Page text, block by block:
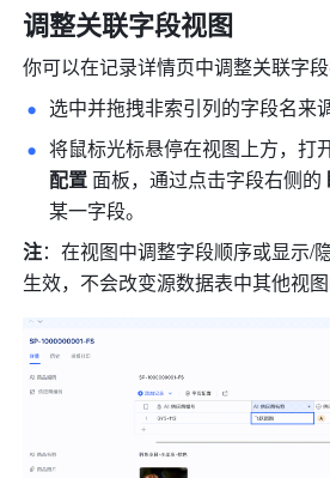
调整关联字段视图
你可以在记录详情页中调整关联字段
选中并拖拽非索引列的字段名来
将鼠标光标悬停在视图上方，打
配置 面板，通过点击字段右侧的
某一字段。
注：在视图中调整字段顺序或显示/
生效，不会改变源数据表中其他视图